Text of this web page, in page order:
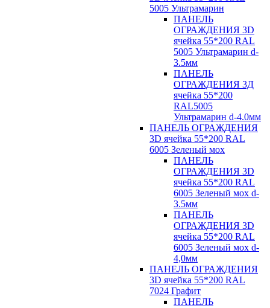
5005 Ультрамарин
ПАНЕЛЬ
ОГРАЖДЕНИЯ 3D
ячейка 55*200 RAL
5005 Ультрамарин d-
3.5мм
ПАНЕЛЬ
ОГРАЖДЕНИЯ 3Д
ячейка 55*200
RAL5005
Ультрамарин d-4.0мм
ПАНЕЛЬ ОГРАЖДЕНИЯ
3D ячейка 55*200 RAL
6005 Зеленый мох
ПАНЕЛЬ
ОГРАЖДЕНИЯ 3D
ячейка 55*200 RAL
6005 Зеленый мох d-
3.5мм
ПАНЕЛЬ
ОГРАЖДЕНИЯ 3D
ячейка 55*200 RAL
6005 Зеленый мох d-
4,0мм
ПАНЕЛЬ ОГРАЖДЕНИЯ
3D ячейка 55*200 RAL
7024 Графит
ПАНЕЛЬ